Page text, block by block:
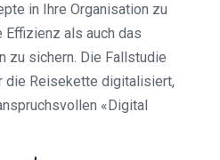
in Ihre Organisation zu
Effizienz als auch das
zu sichern. Die Fallstudie
die Reisekette digitalisiert,
«Digital